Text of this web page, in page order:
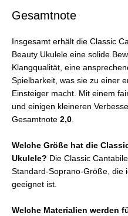
Gesamtnote
Insgesamt erhält die Classic
Beauty Ukulele eine solide
Klangqualität, eine
Spielbarkeit, was sie zu einer
Einsteiger macht. Mit einem
und einigen kleineren
Gesamtnote 2,0.
Welche Größe hat die
Ukulele? Die Classic
Standard-Soprano-Größe, die
geeignet ist.
Welche Materialien werden